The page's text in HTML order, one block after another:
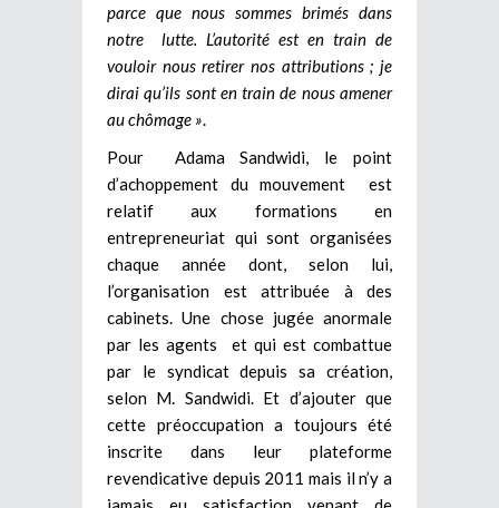
parce que nous sommes brimés dans
notre lutte. L’autorité est en train de
vouloir nous retirer nos attributions ; je
dirai qu’ils sont en train de nous amener
au chômage »
Pour Adama Sandwidi, le point
d’achoppement du mouvement est
relatif aux formations en
entrepreneuriat qui sont organisées
chaque année dont, selon lui,
l’organisation est attribuée à des
cabinets. Une chose jugée anormale
par les agents et qui est combattue
par le syndicat depuis sa création,
selon M. Sandwidi. Et d’ajouter que
cette préoccupation a toujours été
inscrite dans leur plateforme
revendicative depuis 2011 mais il n’y a